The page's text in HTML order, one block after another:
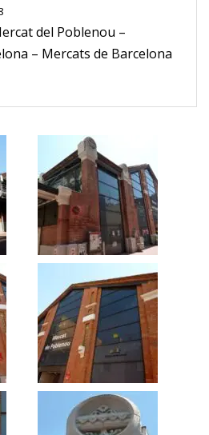
del Poblenou –
– Mercats de Barcelona